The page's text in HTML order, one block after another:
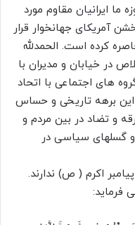
ایرانیان مقاوم مورد
آمریکای جهانخوار قرار
کرده است. الحمدلله
در خیابان و مدیران با
های اجتماعی با اتحاد
این برهه تاریخی و حساس
و تضاد در بین مردم و
و گسلهای سیاسی در
اکرم ( ص) ندارند.
فرماید: